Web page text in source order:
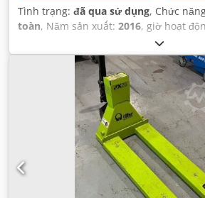
Tình trạng: đã qua sử dụng, Chức
toàn, Năm sản xuất: 2016, giờ hoạt
, loại nhiên liệu:
2.000 mm, Thiết bị:cabin, dịch